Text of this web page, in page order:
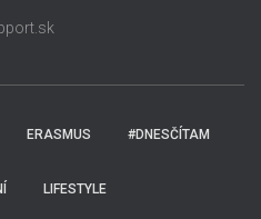
ERASMUS #DNESČÍTAM
LIFESTYLE